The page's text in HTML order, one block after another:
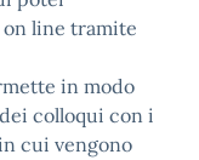
on line tramite
in modo
colloqui con i
cui vengono